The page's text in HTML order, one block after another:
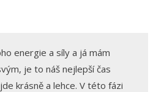
energie a síly a já mám
je to náš nejlepší čas
krásně a lehce. V této fázi